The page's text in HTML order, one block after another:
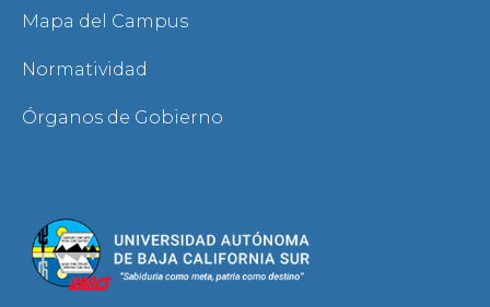
Mapa del Campus
Normatividad
Órganos de Gobierno